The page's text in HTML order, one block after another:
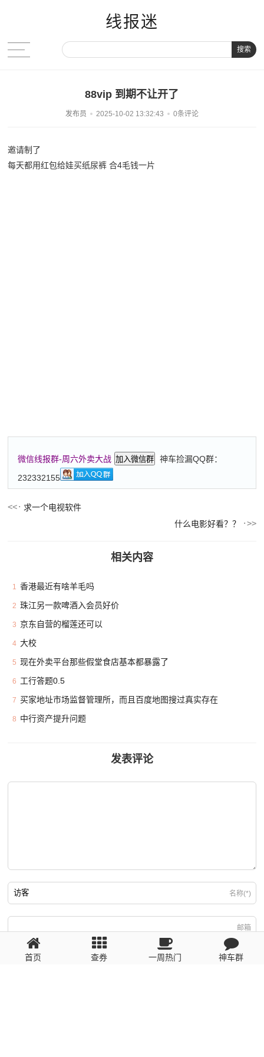
线报迷
搜索
88vip 到期不让开了
发布员 2025-10-02 13:32:43 0条评论
邀请制了
每天都用红包给娃买纸尿裤 合4毛钱一片
微信线报群-周六外卖大战 加入微信群
神车捡漏QQ群：
232332155
求一个电视软件
什么电影好看？？
相关内容
1 香港最近有啥羊毛吗
2 珠江另一款啤酒入会员好价
3 京东自营的榴莲还可以
4 大校
5 现在外卖平台那些假堂食店基本都暴露了
6 工行答题0.5
7 买家地址市场监督管理所，而且百度地图搜过真实存在
8 中行资产提升问题
发表评论
名称(*)
邮箱
回复需填写必要信息
首页 查券 一周热门 神车群